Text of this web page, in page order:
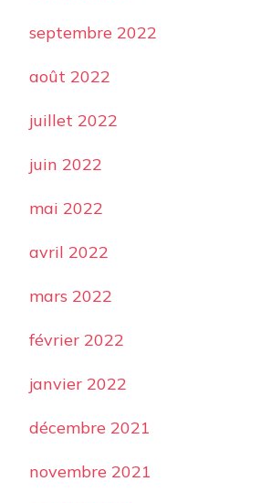
septembre 2022
août 2022
juillet 2022
juin 2022
mai 2022
avril 2022
mars 2022
février 2022
janvier 2022
décembre 2021
novembre 2021